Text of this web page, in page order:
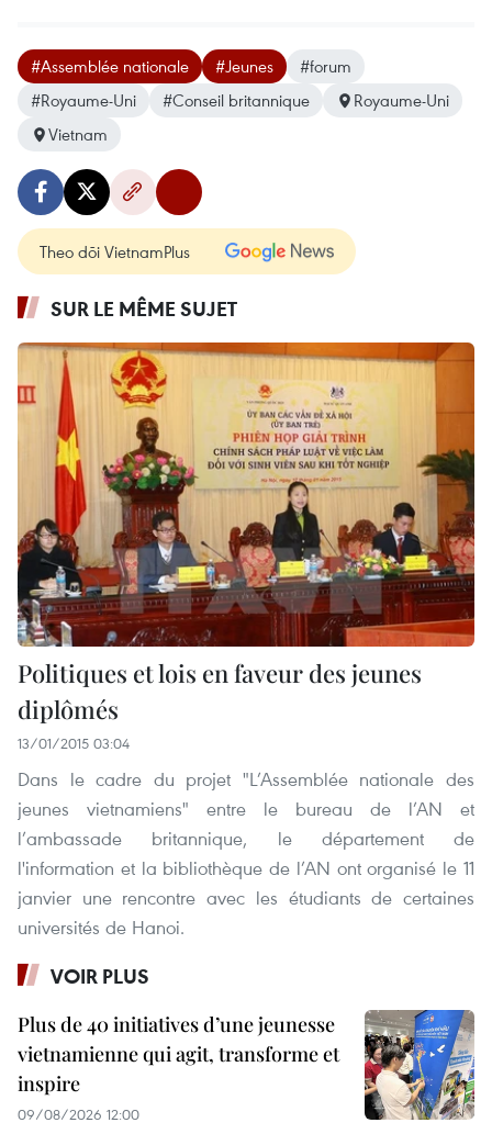
#Assemblée nationale #Jeunes
#forum
#Royaume-Uni
#Conseil britannique
Royaume-Uni
Vietnam
Theo dõi VietnamPlus
SUR LE MÊME SUJET
Politiques et lois en faveur des jeunes
diplômés
13/01/2015 03:04
Dans le cadre du projet "L’Assemblée nationale des
jeunes vietnamiens" entre le bureau de l’AN et
l’ambassade britannique, le département de
l'information et la bibliothèque de l’AN ont organisé le 11
janvier une rencontre avec les étudiants de certaines
universités de Hanoi.
VOIR PLUS
Plus de 40 initiatives d’une jeunesse
vietnamienne qui agit, transforme et
inspire
09/08/2026 12:00